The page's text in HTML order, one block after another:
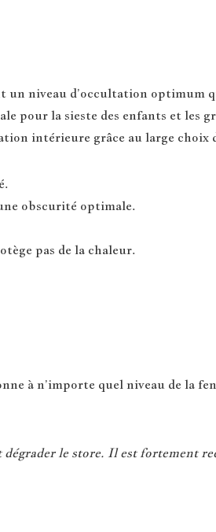
niveau d’occultation optimum
pour la sieste des enfants et les
intérieure grâce au large
obscurité optimale.
pas de la chaleur.
à n’importe quel niveau de la
le store. Il est fortement